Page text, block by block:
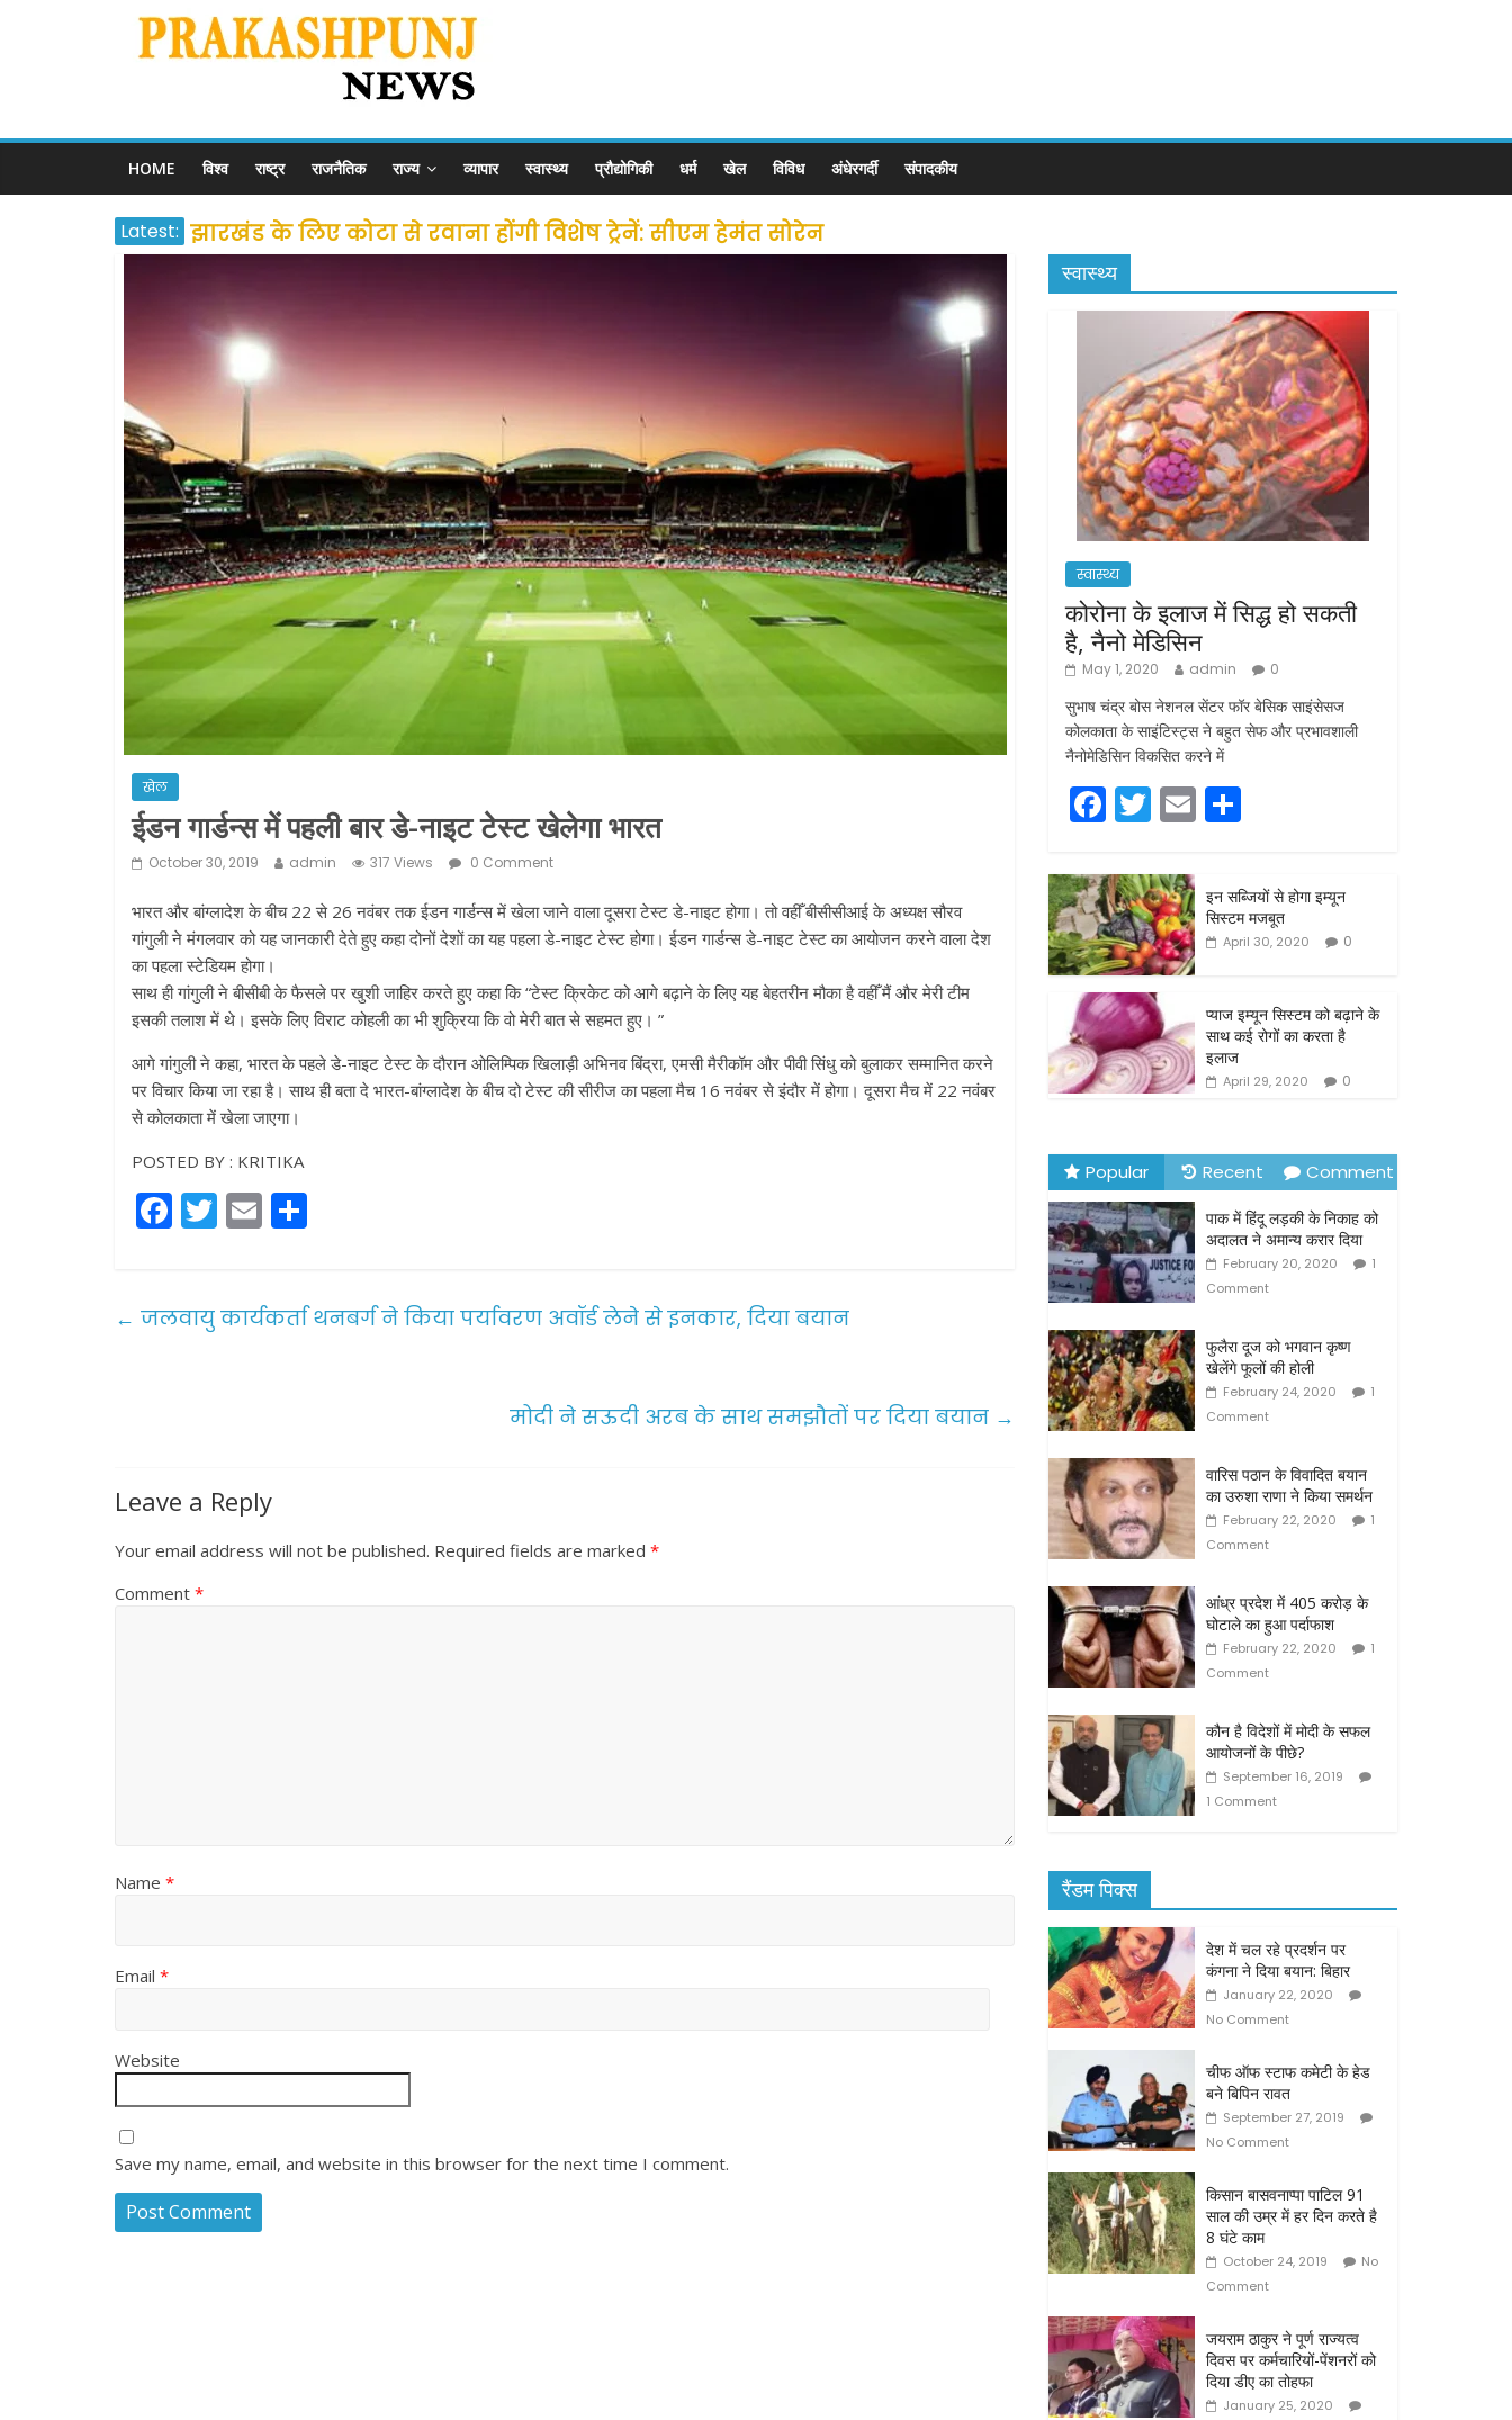
HOME विश्व राष्ट्र राजनैतिक राज्य व्यापार स्वास्थ्य प्रौद्योगिकी धर्म खेल विविध अंधेरगर्दी संपादकीय
Latest: झारखंड के लिए कोटा से रवाना होंगी विशेष ट्रेनें: सीएम हेमंत सोरेन
प्रवासियों व मजदूरों को दी गई छूट के बाद लोगो ने कराया पंजीयन: राजस्थान सरकार
शराब और पान की दुकानों को ग्रीन जोन में खोलने की मिली इजाजत: गृह मंत्रालय
दो हफ्ते के लिए बढ़ाया लॉकडाउन: गृह मंत्रालय
खेल
ईडन गार्डन्स में पहली बार डे-नाइट टेस्ट खेलेगा भारत
October 30, 2019 admin 317 Views 0 Comment
भारत और बांग्लादेश के बीच 22 से 26 नवंबर तक ईडन गार्डन्स में खेला जाने वाला दूसरा टेस्ट डे-नाइट होगा। तो वहीँ बीसीसीआई के अध्यक्ष सौरव
गांगुली ने मंगलवार को यह जानकारी देते हुए कहा दोनों देशों का यह पहला डे-नाइट टेस्ट होगा। ईडन गार्डन्स डे-नाइट टेस्ट का आयोजन करने वाला देश
का पहला स्टेडियम होगा।
साथ ही गांगुली ने बीसीबी के फैसले पर खुशी जाहिर करते हुए कहा कि “टेस्ट क्रिकेट को आगे बढ़ाने के लिए यह बेहतरीन मौका है वहीँ मैं और मेरी टीम
इसकी तलाश में थे। इसके लिए विराट कोहली का भी शुक्रिया कि वो मेरी बात से सहमत हुए। ”
आगे गांगुली ने कहा, भारत के पहले डे-नाइट टेस्ट के दौरान ओलिम्पिक खिलाड़ी अभिनव बिंद्रा, एमसी मैरीकॉम और पीवी सिंधु को बुलाकर सम्मानित करने
पर विचार किया जा रहा है। साथ ही बता दे भारत-बांग्लादेश के बीच दो टेस्ट की सीरीज का पहला मैच 16 नवंबर से इंदौर में होगा। दूसरा मैच में 22 नवंबर
से कोलकाता में खेला जाएगा।
POSTED BY : KRITIKA
F
a
e
T
w
er
E
m
l e
← जलवायु कार्यकर्ता थनबर्ग ने किया पर्यावरण अवॉर्ड लेने से इनकार, दिया बयान
मोदी ने सऊदी अरब के साथ समझौतों पर दिया बयान →
Leave a Reply
Your email address will not be published. Required fields are marked *
Comment *
Name *
Email *
Website
Save my name, email, and website in this browser for the next time I comment.
स्वास्थ्य
स्वास्थ्य
कोरोना के इलाज में सिद्ध हो सकती
है, नैनो मेडिसिन
May 1, 2020 admin 0
सुभाष चंद्र बोस नेशनल सेंटर फॉर बेसिक साइंसेसज
कोलकाता के साइंटिस्ट्स ने बहुत सेफ और प्रभावशाली
नैनोमेडिसिन विकसित करने में
F
a
c
e
b
o
o
k
T
w
itt
er
E
m
ar
e
इन सब्जियों से होगा इम्यून
सिस्टम मजबूत
April 30, 2020 0
प्याज इम्यून सिस्टम को बढ़ाने के
साथ कई रोगों का करता है
इलाज
April 29, 2020 0
Popular Recent Comment
पाक में हिंदू लड़की के निकाह को
अदालत ने अमान्य करार दिया
February 20, 2020
1
Comment
फुलैरा दूज को भगवान कृष्ण
खेलेंगे फूलों की होली
February 24, 2020
1
Comment
वारिस पठान के विवादित बयान
का उरुशा राणा ने किया समर्थन
February 22, 2020
1
Comment
आंध्र प्रदेश में 405 करोड़ के
घोटाले का हुआ पर्दाफाश
February 22, 2020
1
Comment
कौन है विदेशों में मोदी के सफल
आयोजनों के पीछे?
September 16, 2019
1 Comment
रैंडम पिक्स
देश में चल रहे प्रदर्शन पर
कंगना ने दिया बयान: बिहार
January 22, 2020
No Comment
चीफ ऑफ स्टाफ कमेटी के हेड
बने बिपिन रावत
September 27, 2019
No Comment
किसान बासवनाप्पा पाटिल 91
साल की उम्र में हर दिन करते है
8 घंटे काम
October 24, 2019
No
Comment
जयराम ठाकुर ने पूर्ण राज्यत्व
दिवस पर कर्मचारियों-पेंशनरों को
दिया डीए का तोहफा
January 25, 2020